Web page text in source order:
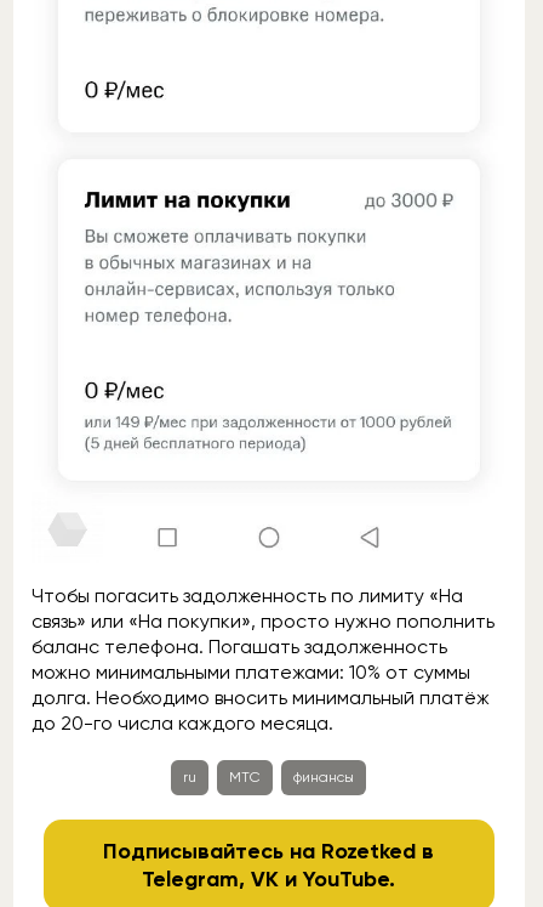
Чтобы погасить задолженность по лимиту «На
связь» или «На покупки», просто нужно пополнить
баланс телефона. Погашать задолженность
можно минимальными платежами: 10% от суммы
долга. Необходимо вносить минимальный платёж
до 20-го числа каждого месяца.
ru МТС финансы
Подписывайтесь на Rozetked в
Telegram,VK иYouTube.